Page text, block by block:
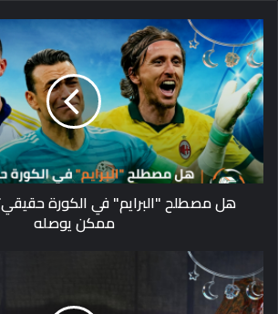
هل مصطلح "البرايم" في الكورة
ممكن يوصله